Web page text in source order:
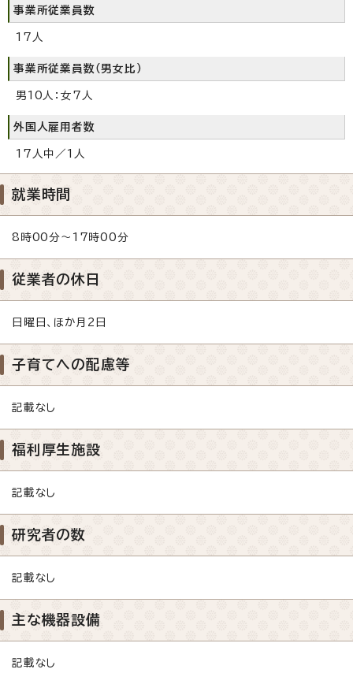
事業所従業員数
17人
事業所従業員数（男女比）
男10人：女7人
外国人雇用者数
17人中／1人
就業時間
8時00分～17時00分
従業者の休日
日曜日、ほか月2日
子育てへの配慮等
記載なし
福利厚生施設
記載なし
研究者の数
記載なし
主な機器設備
記載なし